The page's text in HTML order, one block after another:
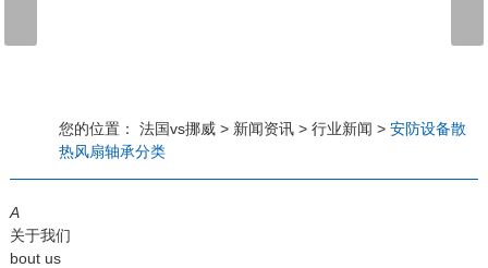
应用案例
工程案例
解决方案
新闻资讯
法国vs挪威
行业资讯
常见问题
您的位置： 法国vs挪威> 新闻资讯> 行业新闻 > 安防设备散
热风扇轴承分类
A
关于我们
bout us